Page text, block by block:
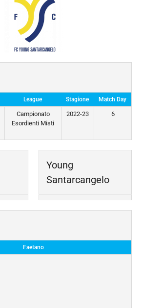
League Stagione Match Day
Campionato
Esordienti Misti
2022-23 6
Young
Santarcangelo
Faetano